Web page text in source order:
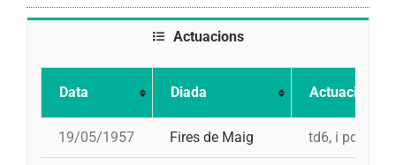
Actuacions
Data Diada Actuació
19/05/1957 Fires de Maig td6, i pd5